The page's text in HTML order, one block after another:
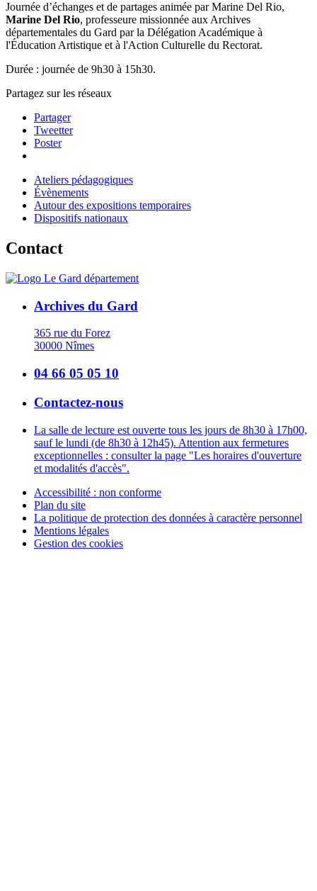
Journée d’échanges et de partages animée par Marine Del Rio,
Marine Del Rio, professeure missionnée aux Archives
départementales du Gard par la Délégation Académique à
l'Éducation Artistique et à l'Action Culturelle du Rectorat.
Durée : journée de 9h30 à 15h30.
Partagez sur les réseaux
Partager
Tweetter
Poster
Ateliers pédagogiques
Évènements
Autour des expositions temporaires
Dispositifs nationaux
Contact
Archives du Gard
365 rue du Forez
30000 Nîmes
04 66 05 05 10
Contactez-nous
La salle de lecture est ouverte tous les jours de 8h30 à 17h00,
sauf le lundi (de 8h30 à 12h45). Attention aux fermetures
exceptionnelles : consulter la page "Les horaires d'ouverture
et modalités d'accès".
Accessibilité : non conforme
Plan du site
La politique de protection des données à caractère personnel
Mentions légales
Gestion des cookies